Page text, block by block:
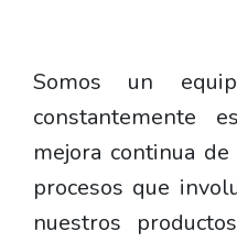
Somos un
constantemente
mejora continua
procesos que
nuestros